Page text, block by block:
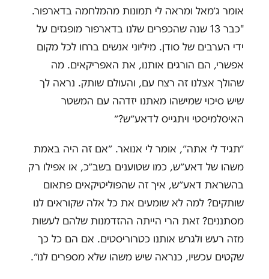
אומר ג׳מאל ומראה לי תמונות מהמלחמה בדארפור.
"כבר 13 שנה שהכפרים שלנו בדארפור מופגזים על
ידי הערבים של סודן. מיליוני אנשים ברחו לכל מקום
אפשרי, הם הורגים אותנו, את האפריקאים. מה
שהולך אצלנו זה רצח עם, והעולם שותק. נראה לך
שיש סיכוי שמישהו מאתנו יזדהה עם המשטר
האיסלמיסטי ויתגייס לדאע״ש?״
״תגיד לי אתה״, אומר לי אנואר. ״אם זה היה באמת
משהו של דאע״ש, כמו שטוענים בשב״כ, או אפילו רק
בהשראת דאע״ש, איך זה שהפוליטיקאים פתאום
שותקים? למה לא שומעים את כל אלה שקוראים לנו
מסתננים? זאת הרי הייתה ההזדמנות שלהם לעשות
מזה רעש ולגרש אותנו כטרוריסטים. אם הם כל כך
שקטים עכשיו, כנראה שיש משהו שלא מספרים לנו״.